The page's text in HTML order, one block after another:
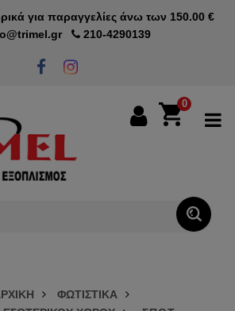
για παραγγελίες άνω των 150.00 €
210-4290139
0
ΦΩΤΙΣΤΙΚΑ